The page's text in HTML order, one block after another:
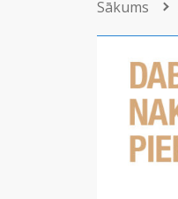
Sākums